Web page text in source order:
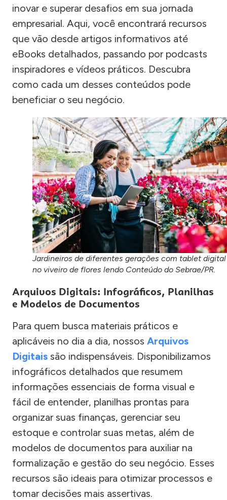
inovar e superar desafios em sua jornada
empresarial. Aqui, você encontrará recursos
que vão desde artigos informativos até
eBooks detalhados, passando por podcasts
inspiradores e vídeos práticos. Descubra
como cada um desses conteúdos pode
beneficiar o seu negócio.
Jardineiros de diferentes gerações com tablet digital
no viveiro de flores lendo Conteúdo do Sebrae/PR.
Arquivos Digitais: Infográficos, Planilhas
e Modelos de Documentos
Para quem busca materiais práticos e
aplicáveis no dia a dia, nossos Arquivos
Digitais são indispensáveis. Disponibilizamos
infográficos detalhados que resumem
informações essenciais de forma visual e
fácil de entender, planilhas prontas para
organizar suas finanças, gerenciar seu
estoque e controlar suas metas, além de
modelos de documentos para auxiliar na
formalização e gestão do seu negócio. Esses
recursos são ideais para otimizar processos e
tomar decisões mais assertivas.